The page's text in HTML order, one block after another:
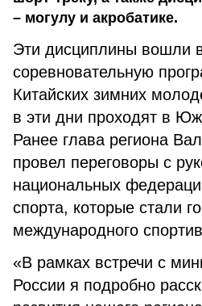
– могулу и акробатике.
Эти дисциплины вошли
соревновательную
Китайских зимних
в эти дни проходят в
Ранее глава региона
провел переговоры с
национальных
спорта, которые стали
международного
«В рамках встречи с
России я подробно